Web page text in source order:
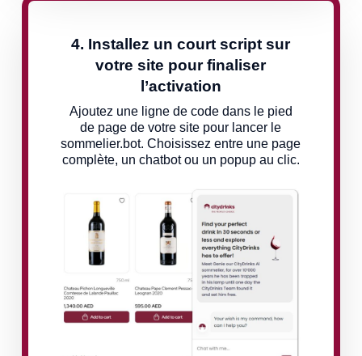
4. Installez un court script sur
votre site pour finaliser
l’activation
Ajoutez une ligne de code dans le pied
de page de votre site pour lancer le
sommelier.bot. Choisissez entre une page
complète, un chatbot ou un popup au clic.